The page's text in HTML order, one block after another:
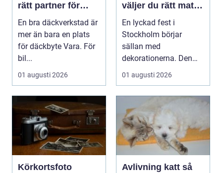
rätt partner för
säker körning året
runt
En bra däckverkstad är
mer än bara en plats
för däckbyte Vara. För
bil...
01 augusti 2026
väljer du rätt mat
till ditt evenemang
En lyckad fest i
Stockholm börjar
sällan med
dekorationerna. Den
börjar i köket....
01 augusti 2026
Körkortsfoto
Avlivning katt så